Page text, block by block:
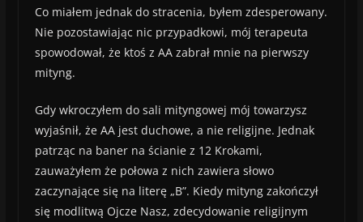
Co miałem jednak do stracenia, byłem zdesperowany.
Nie pozostawiając nic przypadkowi, mój terapeuta
spowodował, że ktoś z AA zabrał mnie na pierwszy
mityng.
Gdy wkroczyłem do sali mityngowej mój towarzysz
wyjaśnił, że AA jest duchowe, a nie religijne. Jednak
patrząc na baner na ścianie z 12 Krokami,
zauważyłem że połowa z nich zawiera słowo
zaczynające się na literę „B”. Kiedy mityng zakończył
się modlitwą Ojcze Nasz, zdecydowanie religijnym